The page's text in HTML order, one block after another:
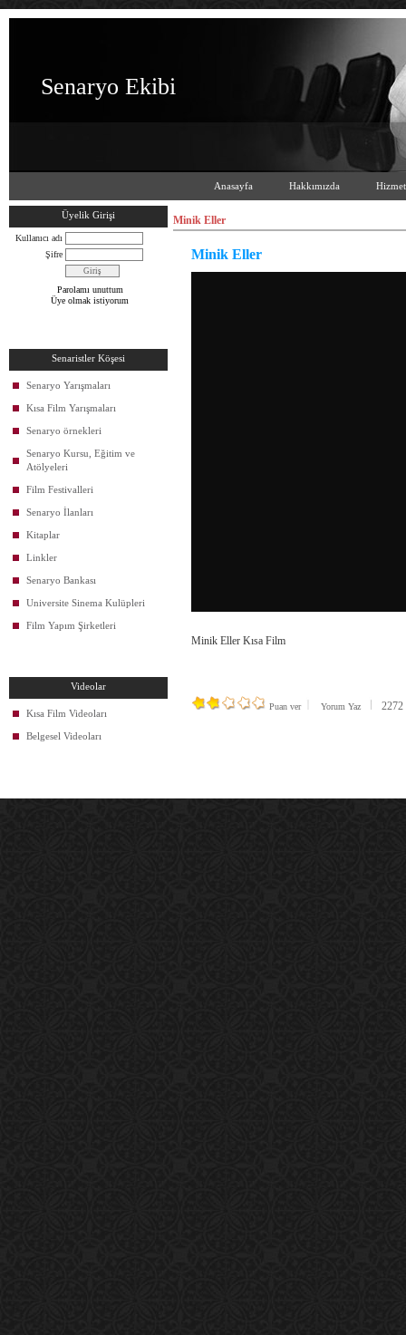
Senaryo Ekibi
Anasayfa Hakkımızda
Üyelik Girişi
Kullanıcı adı
Şifre
Parolamı unuttum
Üye olmak istiyorum
Senaristler Köşesi
Senaryo Yarışmaları
Kısa Film Yarışmaları
Senaryo örnekleri
Senaryo Kursu, Eğitim ve
Atölyeleri
Film Festivalleri
Senaryo İlanları
Kitaplar
Linkler
Senaryo Bankası
Universite Sinema Kulüpleri
Film Yapım Şirketleri
Videolar
Kısa Film Videoları
Belgesel Videoları
Minik Eller
Minik Eller
Minik Eller Kısa Film
Puan ver Yorum Yaz